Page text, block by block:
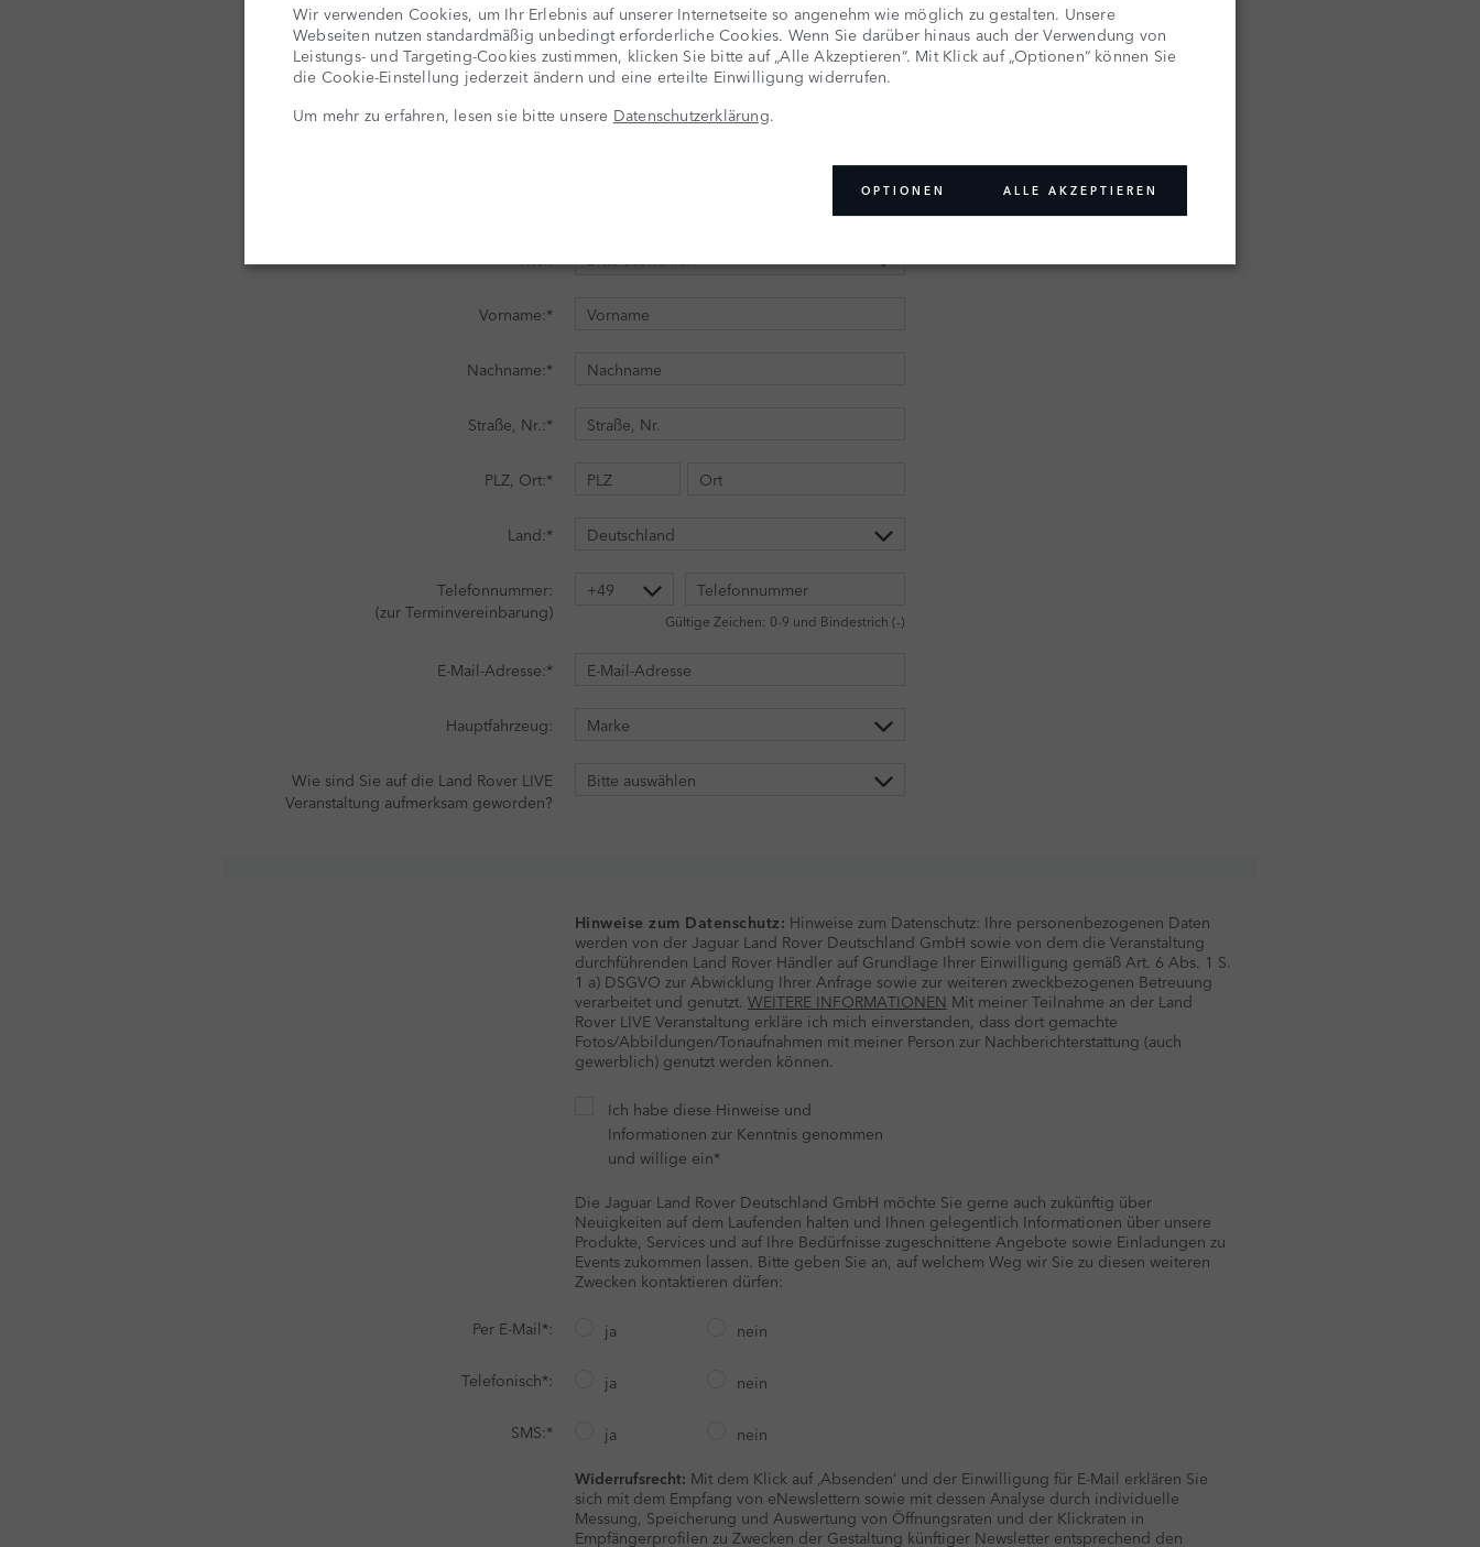
Wir verwenden Cookies, um Ihr Erlebnis auf unserer Internetseite so angenehm wie möglich zu gestalten. Unsere
Webseiten nutzen standardmäßig unbedingt erforderliche Cookies. Wenn Sie darüber hinaus auch der Verwendung von
Leistungs- und Targeting-Cookies zustimmen, klicken Sie bitte auf „Alle Akzeptieren“. Mit Klick auf „Optionen“ können Sie
die Cookie-Einstellung jederzeit ändern und eine erteilte Einwilligung widerrufen.
Um mehr zu erfahren, lesen sie bitte unsere Datenschutzerklärung.
OPTIONEN ALLE AKZEPTIEREN